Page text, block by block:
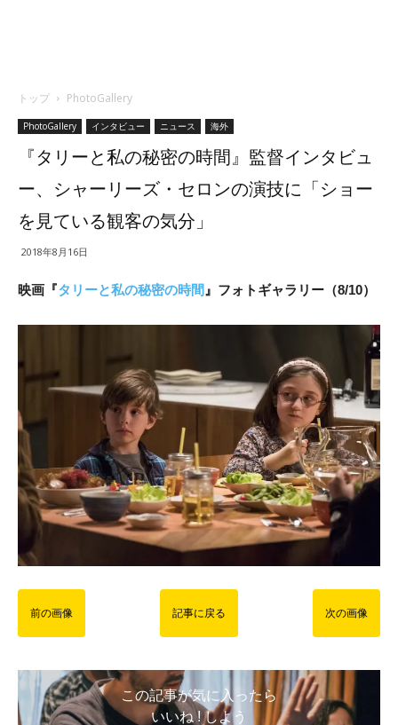
トップ PhotoGallery
PhotoGallery インタビュー ニュース 海外
『タリーと私の秘密の時間』監督インタビュ
ー、シャーリーズ・セロンの演技に「ショー
を見ている観客の気分」
2018年8月16日
映画『タリーと私の秘密の時間 』フォトギャラリー（8/10）
前の画像 記事に戻る 次の画像
この記事が気に入ったら
いいね ! しよう